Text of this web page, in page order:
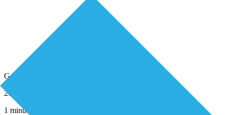
Geplaatst door
26 januari 2022
1 minuut leestijd